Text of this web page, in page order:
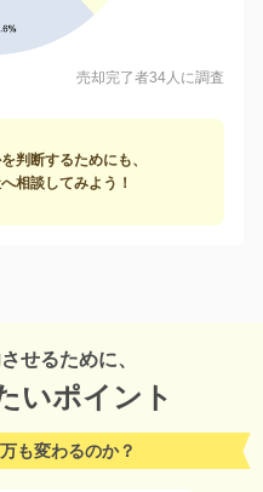
売却完了者34人に調査
判断するためにも、
相談してみよう！
せるために、
いポイント
も変わるのか？